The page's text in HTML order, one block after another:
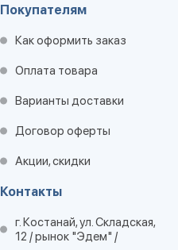
Покупателям
Как оформить заказ
Оплата товара
Варианты доставки
Договор оферты
Акции, скидки
Контакты
г. Костанай, ул. Складская,
12 / рынок "Эдем" /